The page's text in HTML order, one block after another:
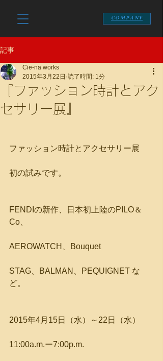
COMPANY
記事
『ファッション時計とアク
セサリー展』
Cie-na works
2015年3月22日 読了時間: 1分
ファッション時計とアクセサリー展
初の試みです。
FENDIの新作、日本初上陸のPILO＆
Co、
AEROWATCH、Bouquet
STAG、BALMAN、PEQUIGNET な
ど。
2015年4月15日（水）～22日（水）
11:00a.m.ー7:00p.m.